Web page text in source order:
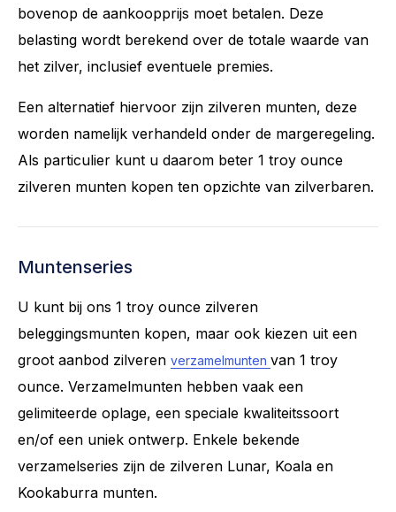
bovenop de aankoopprijs moet betalen. Deze
belasting wordt berekend over de totale waarde van
het zilver, inclusief eventuele premies.
Een alternatief hiervoor zijn zilveren munten, deze
worden namelijk verhandeld onder de margeregeling.
Als particulier kunt u daarom beter 1 troy ounce
zilveren munten kopen ten opzichte van zilverbaren.
Muntenseries
U kunt bij ons 1 troy ounce zilveren
beleggingsmunten kopen, maar ook kiezen uit een
groot aanbod zilveren verzamelmunten van 1 troy
ounce. Verzamelmunten hebben vaak een
gelimiteerde oplage, een speciale kwaliteitssoort
en/of een uniek ontwerp. Enkele bekende
verzamelseries zijn de zilveren Lunar, Koala en
Kookaburra munten.